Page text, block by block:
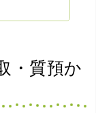
・質預か